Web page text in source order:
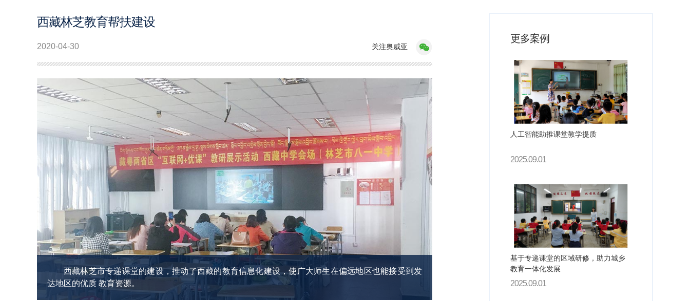
西藏林芝教育帮扶建设
2020-04-30 关注奥威亚
西藏林芝市专递课堂的建设，推动了西藏的教育信息化建设，使广大师生在偏远地区也能接受到发
达地区的优质 教育资源。
更多案例
人工智能助推课堂教学提质
2025.09.01
基于专递课堂的区域研修，助力城乡
教育一体化发展
2025.09.01